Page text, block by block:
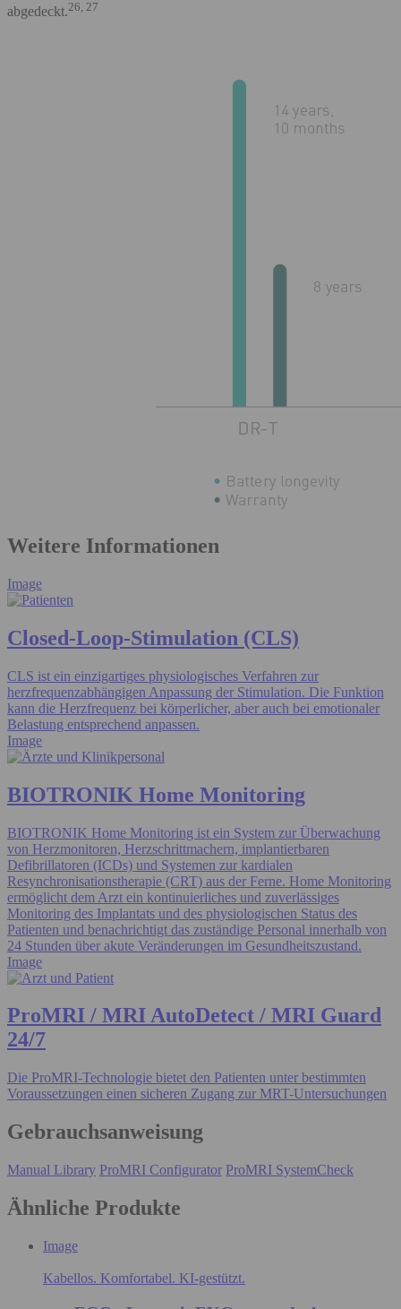
abgedeckt.26, 27
Weitere Informationen
Image
Closed-Loop-Stimulation (CLS)
CLS ist ein einzigartiges physiologisches Verfahren zur
herzfrequenzabhängigen Anpassung der Stimulation. Die Funktion
kann die Herzfrequenz bei körperlicher, aber auch bei emotionaler
Belastung entsprechend anpassen.
Image
BIOTRONIK Home Monitoring
BIOTRONIK Home Monitoring ist ein System zur Überwachung
von Herzmonitoren, Herzschrittmachern, implantierbaren
Defibrillatoren (ICDs) und Systemen zur kardialen
Resynchronisationstherapie (CRT) aus der Ferne. Home Monitoring
ermöglicht dem Arzt ein kontinuierliches und zuverlässiges
Monitoring des Implantats und des physiologischen Status des
Patienten und benachrichtigt das zuständige Personal innerhalb von
24 Stunden über akute Veränderungen im Gesundheitszustand.
Image
ProMRI / MRI AutoDetect / MRI Guard
24/7
Die ProMRI-Technologie bietet den Patienten unter bestimmten
Voraussetzungen einen sicheren Zugang zur MRT-Untersuchungen
Gebrauchsanweisung
Manual Library ProMRI Configurator ProMRI SystemCheck
Ähnliche Produkte
Image
Kabellos. Komfortabel. KI-gestützt.